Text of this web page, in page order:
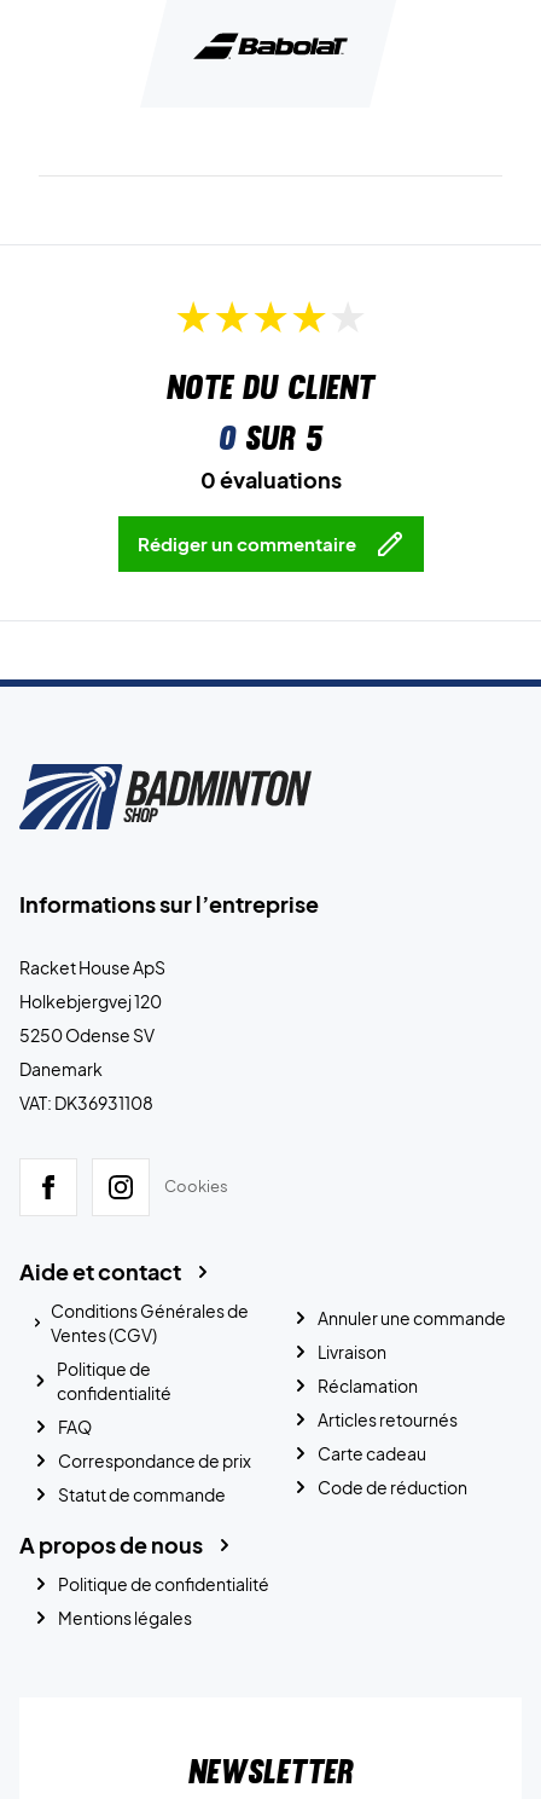
Note du client
0sur 5
0 évaluations
Rédiger un commentaire
Informations sur l’entreprise
Racket House ApS
Holkebjergvej 120
5250 Odense SV
Danemark
VAT: DK36931108
Cookies
Aide et contact
Conditions Générales de
Ventes (CGV)
Politique de
confidentialité
FAQ
Correspondance de prix
Statut de commande
Annuler une commande
Livraison
Réclamation
Articles retournés
Carte cadeau
Code de réduction
A propos de nous
Politique de confidentialité
Mentions légales
Newsletter